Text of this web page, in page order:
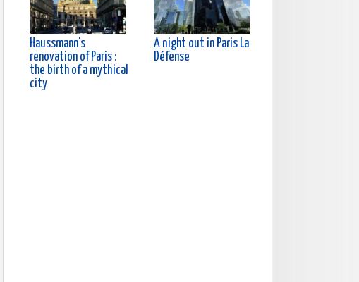
Haussmann's
renovation of Paris :
the birth of a mythical
city
A night out in Paris La
Défense